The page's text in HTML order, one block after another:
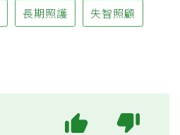
長期照護 失智照顧